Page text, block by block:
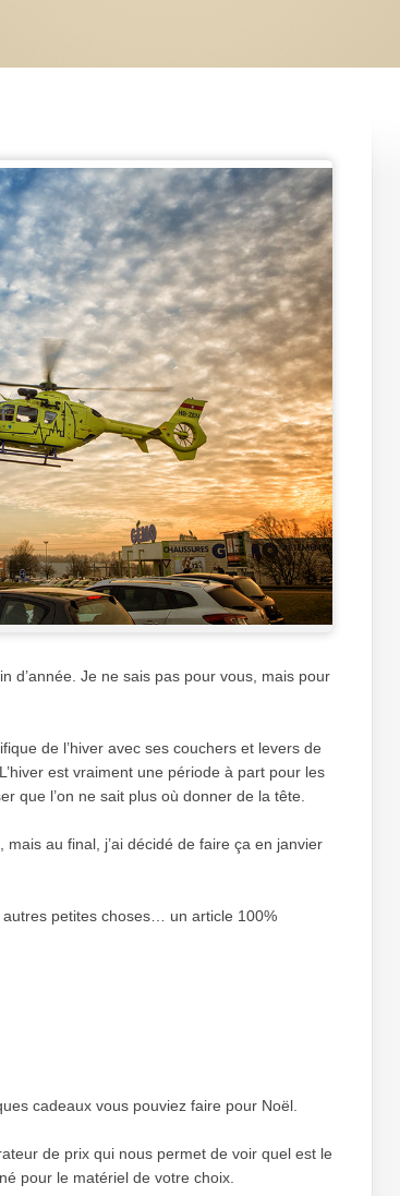
d’année. Je ne sais pas pour vous, mais pour
de l’hiver avec ses couchers et levers de
est vraiment une période à part pour les
que l’on ne sait plus où donner de la tête.
au final, j’ai décidé de faire ça en janvier
petites choses… un article 100%
cadeaux vous pouviez faire pour Noël.
de prix qui nous permet de voir quel est le
pour le matériel de votre choix.